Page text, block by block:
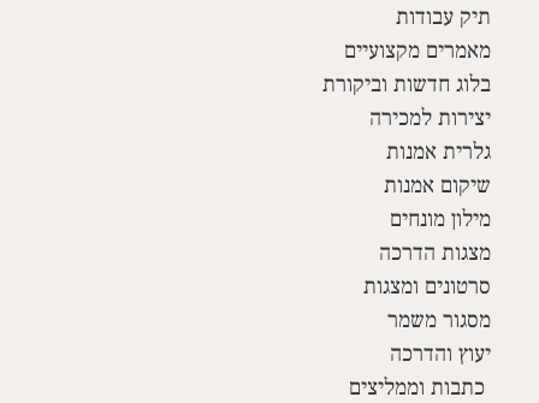
תיק עבודות
מאמרים מקצועיים
בלוג חדשות וביקורת
יצירות למכירה
גלרית אמנות
שיקום אמנות
מילון מונחים
מצגות הדרכה
סרטונים ומצגות
מסגור משמר
יעוץ והדרכה
כתבות וממליצים